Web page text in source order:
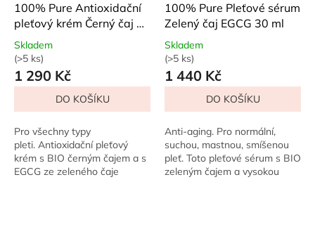
100% Pure Antioxidační
pleťový krém Černý čaj a
Grass Jelly 50 ml
Průměrné
hodnocení
produktu
5,0
z
5
hvězdiček.
Skladem
(>5 ks)
1 290 Kč
DO KOŠÍKU
Pro všechny typy
pleti. Antioxidační pleťový
krém s BIO černým čajem a s
EGCG ze zeleného čaje
100% Pure Pleťové sérum
Zelený čaj EGCG 30 ml
Průměrné
hodnocení
produktu
5,0
z
5
hvězdiček.
Skladem
(>5 ks)
1 440 Kč
DO KOŠÍKU
Anti-aging. Pro normální,
suchou, mastnou, smíšenou
pleť. Toto pleťové sérum s BIO
zeleným čajem a vysokou